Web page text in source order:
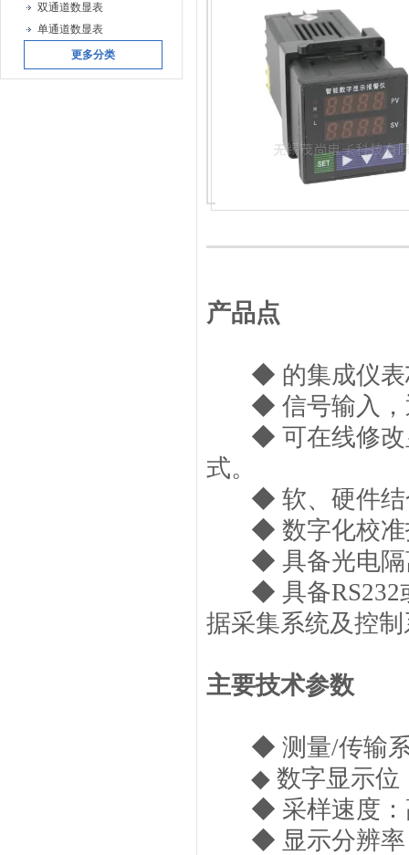
双通道数显表
单通道数显表
更多分类
产品点
◆ 的集成仪表
◆ 信号输入，
◆ 可在线修改显
式。
◆ 软、硬件结
◆ 数字化校准
◆ 具备光电隔
◆ 具备RS232或
据采集系统及控
主要技术参数
◆ 测量/传输系
◆ 数字显示位
◆ 采样速度：
◆ 显示分辨率